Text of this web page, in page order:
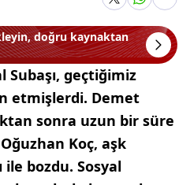
doğru kaynaktan
Subaşı, geçtiğimiz
etmişlerdi. Demet
sonra uzun bir süre
Koç, aşk
ile bozdu. Sosyal